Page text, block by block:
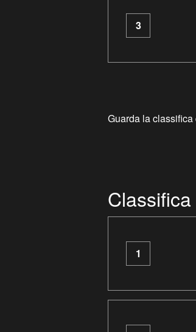
3
Guarda la classifica
1